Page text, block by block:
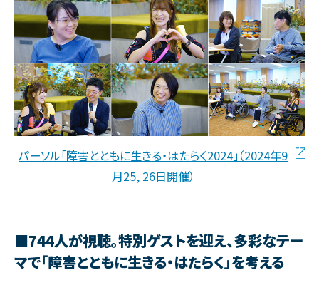
パーソル「障害とともに生きる・はたらく2024」（2024年9
月25, 26日開催）
■744人が視聴。特別ゲストを迎え、多彩なテー
マで「障害とともに生きる・はたらく」を考える